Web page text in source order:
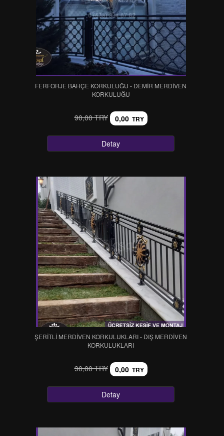
FERFORJE BAHÇE KORKULUĞU - DEMİR MERDİVEN
KORKULUĞU
90,00 TRY 0,00 TRY
Detay
ŞERİTLİ MERDİVEN KORKULUKLARI - DIŞ MERDİVEN
KORKULUKLARI
90,00 TRY 0,00 TRY
Detay